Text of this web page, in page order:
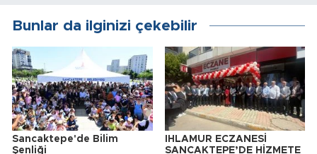
Bunlar da ilginizi çekebilir
Sancaktepe'de Bilim
Şenliği
IHLAMUR ECZANESİ
SANCAKTEPE’DE HİZMETE